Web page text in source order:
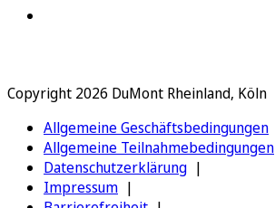
Copyright 2026 DuMont Rheinland, Köln
Allgemeine Geschäftsbedingungen
Allgemeine Teilnahmebedingungen
Datenschutzerklärung
Impressum